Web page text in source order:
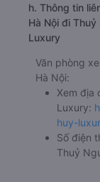
h. Thông tin
Hà Nội đi
Luxury
Văn phòng
Hà Nội:
Xem địa
Luxury:
huy-
Số điện
Thuỷ